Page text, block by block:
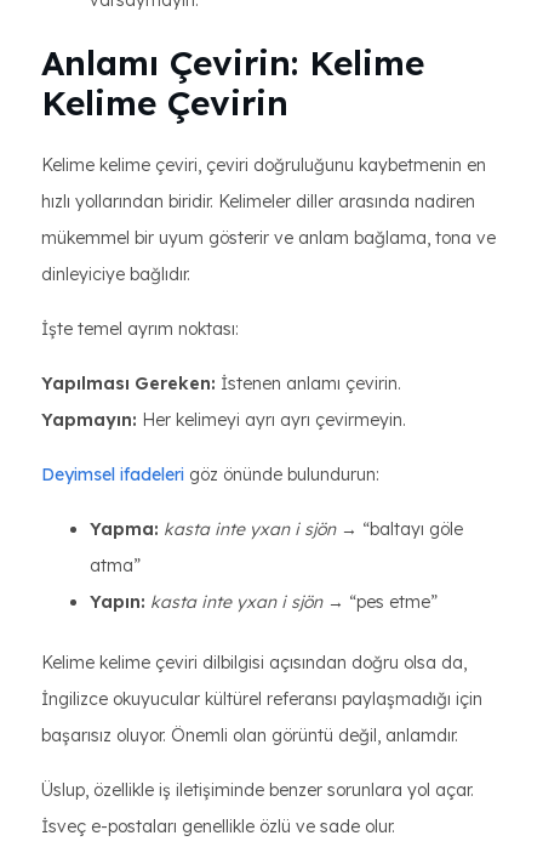
Anlamı Çevirin: Kelime
Kelime Çevirin
Kelime kelime çeviri, çeviri doğruluğunu kaybetmenin en
hızlı yollarından biridir. Kelimeler diller arasında nadiren
mükemmel bir uyum gösterir ve anlam bağlama, tona ve
dinleyiciye bağlıdır.
İşte temel ayrım noktası:
Yapılması Gereken: İstenen anlamı çevirin.
Yapmayın: Her kelimeyi ayrı ayrı çevirmeyin.
Deyimsel ifadeleri göz önünde bulundurun:
Yapma: kasta inte yxan i sjön→ “baltayı göle
atma”
Yapın: kasta inte yxan i sjön→ “pes etme”
Kelime kelime çeviri dilbilgisi açısından doğru olsa da,
İngilizce okuyucular kültürel referansı paylaşmadığı için
başarısız oluyor. Önemli olan görüntü değil, anlamdır.
Üslup, özellikle iş iletişiminde benzer sorunlara yol açar.
İsveç e-postaları genellikle özlü ve sade olur.